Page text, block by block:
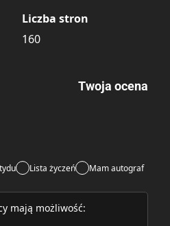
Liczba stron
160
Twoja ocena
Lista życzeń Mam autograf
mają możliwość: